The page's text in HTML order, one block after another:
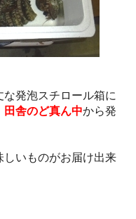
発泡スチロール箱に
田舎のど真ん中から発
いものがお届け出来